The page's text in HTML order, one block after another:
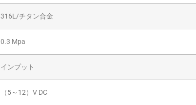
316L/チタン合金
0.3 Mpa
インプット
（5～12）V DC